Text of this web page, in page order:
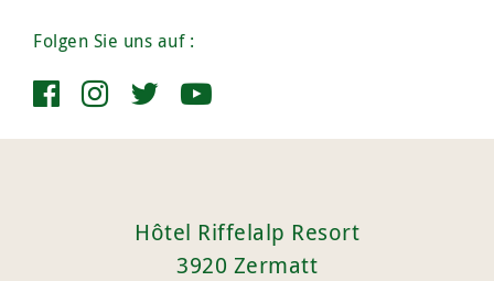
Folgen Sie uns auf :
Hôtel Riffelalp Resort
3920 Zermatt